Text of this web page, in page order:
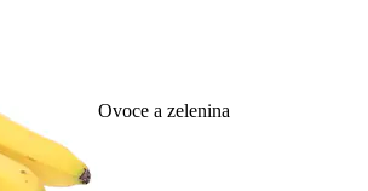
Ovoce a zelenina